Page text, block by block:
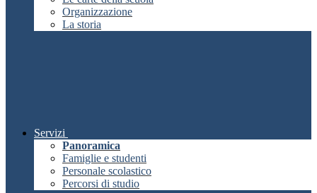
Organizzazione
La storia
Servizi
Panoramica
Famiglie e studenti
Personale scolastico
Percorsi di studio